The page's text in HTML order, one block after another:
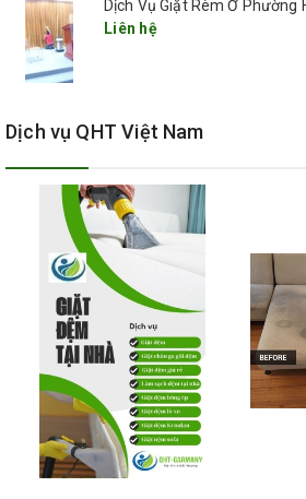
việc này phải giặt đủ 3 chế độ
- Treo lên giá phơi và cho quạt
nhiên để làm khô rèm.
sạch và cân khối lượng.
- Treo lại rèm cho khách: việc
treo đúng vị trí như ban đầu của
Liên hệ
Dịch vụ QHT Việt Nam